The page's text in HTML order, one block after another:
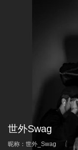
世外Swag
昵称： 世外_Swag